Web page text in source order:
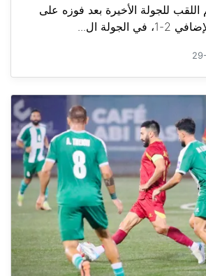
للجولة الأخيرة بعد فوزه على
ال...